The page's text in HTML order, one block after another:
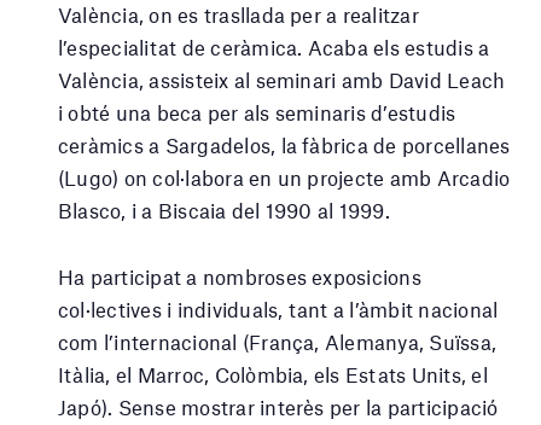
València, on es trasllada per a realitzar
l’especialitat de ceràmica. Acaba els estudis a
València, assisteix al seminari amb David Leach
i obté una beca per als seminaris d’estudis
ceràmics a Sargadelos, la fàbrica de porcellanes
(Lugo) on col·labora en un projecte amb Arcadio
Blasco, i a Biscaia del 1990 al 1999.
Ha participat a nombroses exposicions
col·lectives i individuals, tant a l’àmbit nacional
com l’internacional (França, Alemanya, Suïssa,
Itàlia, el Marroc, Colòmbia, els Estats Units, el
Japó). Sense mostrar interès per la participació